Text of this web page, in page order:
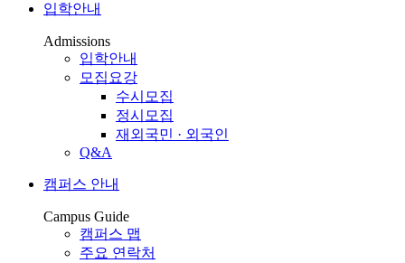
입학안내
Admissions
입학안내
모집요강
수시모집
정시모집
재외국민 · 외국인
Q&A
캠퍼스 안내
Campus Guide
캠퍼스 맵
주요 연락처